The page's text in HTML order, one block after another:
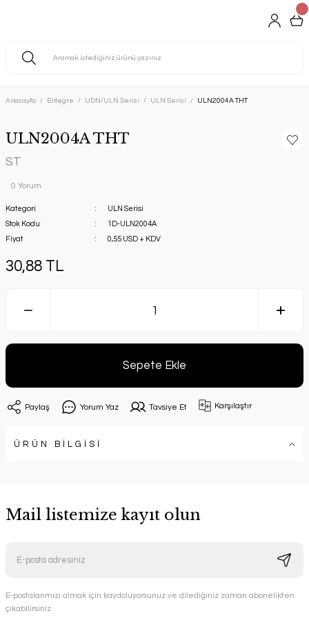
Anasayfa Entegre UDN/ULN Serisi ULN Serisi ULN2004A THT
ULN2004A THT
ST
0 Yorum
Kategori
ULN Serisi
Stok Kodu
1D-ULN2004A
Fiyat
0,55 USD + KDV
30,88 TL
Sepete Ekle
Paylaş Yorum Yaz Tavsiye Et Karşılaştır
ÜRÜN BİLGİSİ
Mail listemize kayıt olun
E-postalarımızı almak için kaydoluyorsunuz ve dilediğiniz zaman abonelikten
çıkabilirsiniz.